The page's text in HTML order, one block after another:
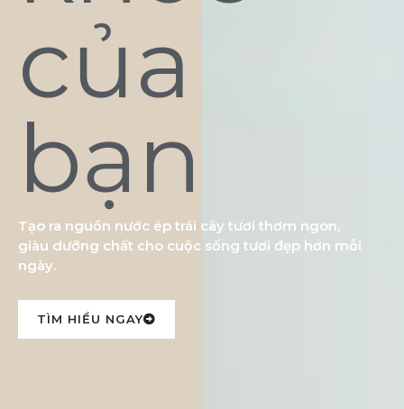
của
bạn
Tạo ra nguồn nước ép trái cây tươi thơm ngon,
giàu dưỡng chất cho cuộc sống tươi đẹp hơn mỗi
ngày.
TÌM HIỂU NGAY